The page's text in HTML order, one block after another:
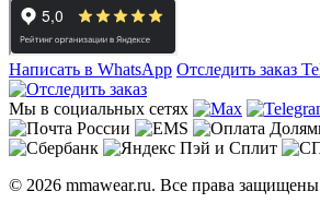
Написать в WhatsApp Отследить заказ
Мы в социальных сетях
© 2026 mmawear.ru. Все права